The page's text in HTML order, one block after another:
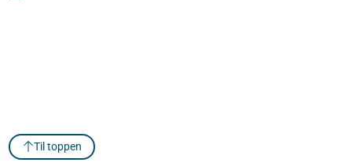
Til toppen